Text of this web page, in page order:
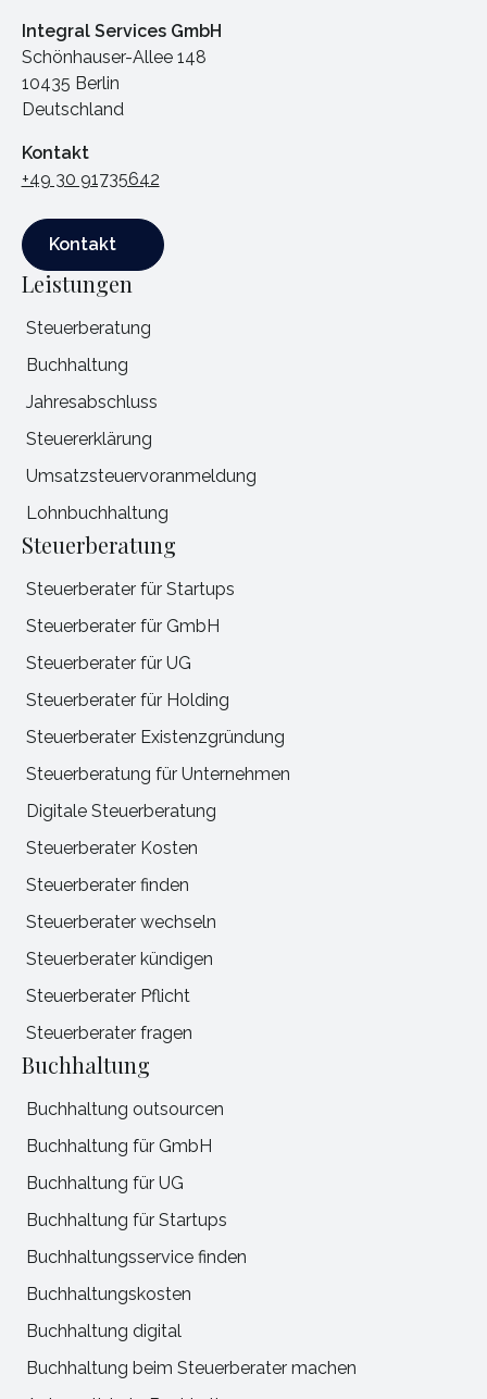
Integral Services GmbH
Schönhauser-Allee 148
10435 Berlin
Deutschland
Kontakt
+49 30 91735642
Kontakt
Kontakt
Leistungen
Steuerberatung
Buchhaltung
Jahresabschluss
Steuererklärung
Umsatzsteuervoranmeldung
Lohnbuchhaltung
Steuerberatung
Steuerberater für Startups
Steuerberater für GmbH
Steuerberater für UG
Steuerberater für Holding
Steuerberater Existenzgründung
Steuerberatung für Unternehmen
Digitale Steuerberatung
Steuerberater Kosten
Steuerberater finden
Steuerberater wechseln
Steuerberater kündigen
Steuerberater Pflicht
Steuerberater fragen
Buchhaltung
Buchhaltung outsourcen
Buchhaltung für GmbH
Buchhaltung für UG
Buchhaltung für Startups
Buchhaltungsservice finden
Buchhaltungskosten
Buchhaltung digital
Buchhaltung beim Steuerberater machen